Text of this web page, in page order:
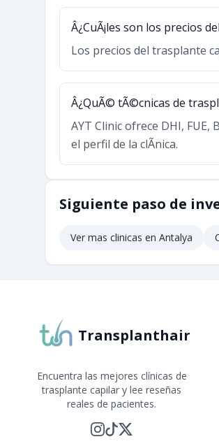
Â¿CuÃ¡les son los precios
Los precios del trasplante
Â¿QuÃ© tÃ©cnicas de
AYT Clinic ofrece DHI,
el perfil de la clÃ­nica.
Siguiente paso de
Ver mas clinicas en Antalya
Transplanthair
Encuentra las mejores clínicas de
trasplante capilar y lee reseñas
reales de pacientes.